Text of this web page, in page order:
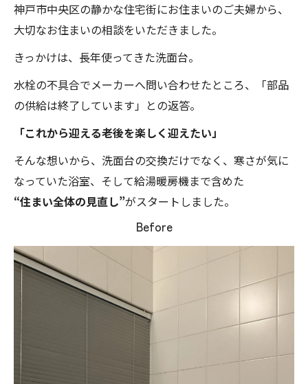
神戸市中央区の静かな住宅街にお住まいのご夫婦から、
大切なお住まいの相談をいただきました。
きっかけは、長年使ってきた洗面台。
水栓の不具合でメーカーへ問い合わせたところ、「部品
の供給は終了しています」との返答。
「これから迎える老後を楽しく迎えたい」
そんな想いから、洗面台の交換だけでなく、寒さが気に
なっていた浴室、そして給湯暖房機まで含めた
“住まい全体の見直し”がスタートしました。
Before